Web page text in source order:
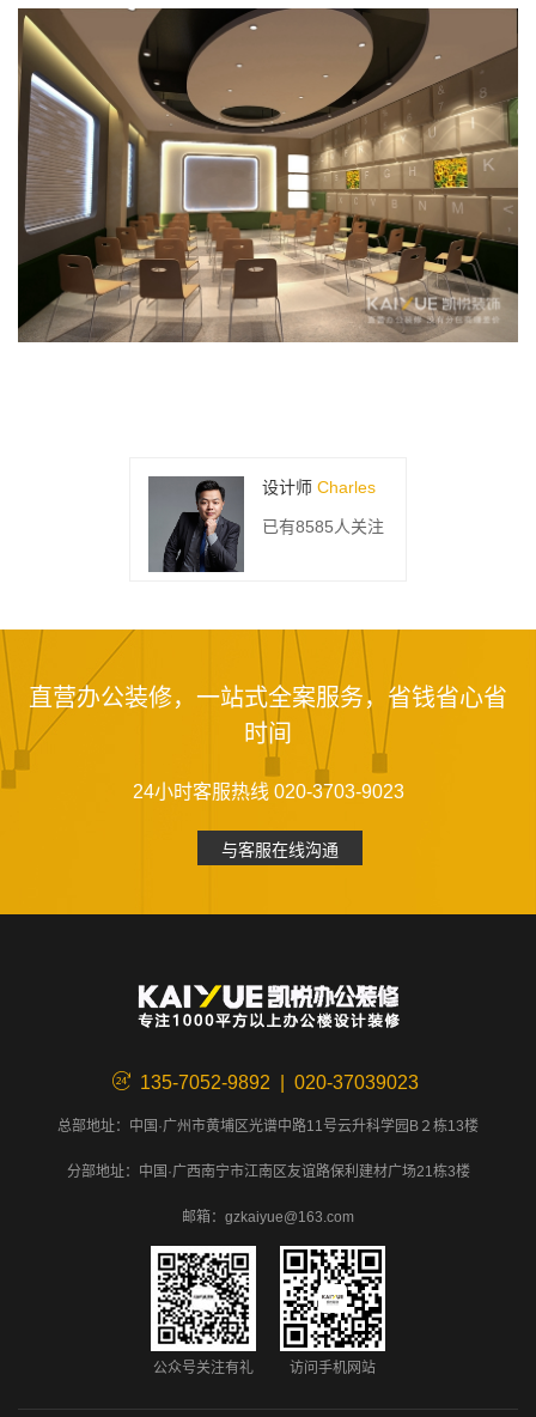
设计师 Charles
已有8585人关注
直营办公装修，一站式全案服务，省钱省心省
时间
24小时客服热线 020-3703-9023
与客服在线沟通
135-7052-9892 | 020-37039023
总部地址：中国·广州市黄埔区光谱中路11号云升科学园B２栋13楼
分部地址：中国·广西南宁市江南区友谊路保利建材广场21栋3楼
邮箱：gzkaiyue@163.com
公众号关注有礼 访问手机网站